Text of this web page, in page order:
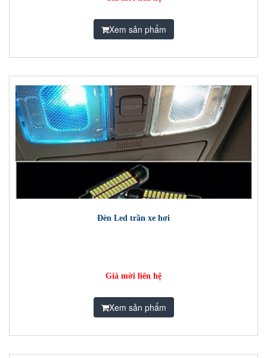
Xem sản phẩm
Đèn Led trần xe hơi
Giá mời liên hệ
Xem sản phẩm